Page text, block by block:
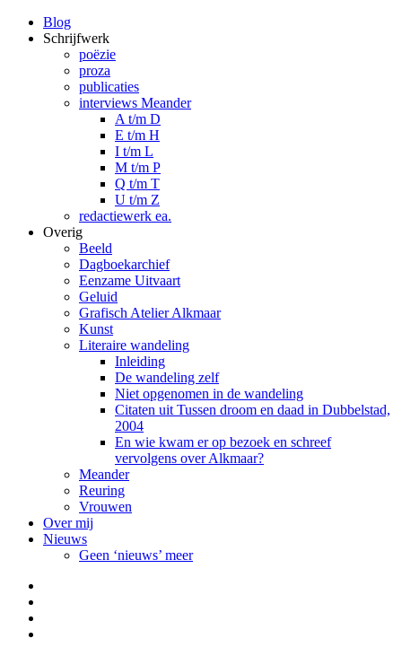
Blog
Schrijfwerk
poëzie
proza
publicaties
interviews Meander
A t/m D
E t/m H
I t/m L
M t/m P
Q t/m T
U t/m Z
redactiewerk ea.
Overig
Beeld
Dagboekarchief
Eenzame Uitvaart
Geluid
Grafisch Atelier Alkmaar
Kunst
Literaire wandeling
Inleiding
De wandeling zelf
Niet opgenomen in de wandeling
Citaten uit Tussen droom en daad in Dubbelstad,
2004
En wie kwam er op bezoek en schreef
vervolgens over Alkmaar?
Meander
Reuring
Vrouwen
Over mij
Nieuws
Geen ‘nieuws’ meer